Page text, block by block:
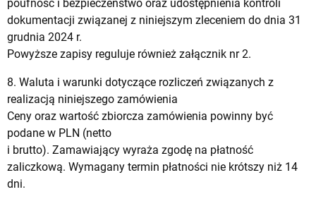
poufność i bezpieczeństwo oraz udostępnienia kontroli
dokumentacji związanej z niniejszym zleceniem do dnia 31
grudnia 2024 r.
Powyższe zapisy reguluje również załącznik nr 2.
8. Waluta i warunki dotyczące rozliczeń związanych z
realizacją niniejszego zamówienia
Ceny oraz wartość zbiorcza zamówienia powinny być
podane w PLN (netto
i brutto). Zamawiający wyraża zgodę na płatność
zaliczkową. Wymagany termin płatności nie krótszy niż 14
dni.